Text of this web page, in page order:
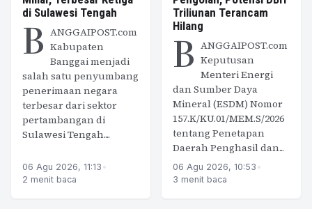
di Sulawesi Tengah
B ANGGAIPOST.com
Kabupaten
Banggai menjadi
salah satu penyumbang
penerimaan negara
terbesar dari sektor
pertambangan di
Sulawesi Tengah....
06 Agu 2026, 11:13 •
2 menit baca
Triliunan Terancam
Hilang
B ANGGAIPOST.com
Keputusan
Menteri Energi
dan Sumber Daya
Mineral (ESDM) Nomor
157.K/KU.01/MEM.S/2026
tentang Penetapan
Daerah Penghasil dan...
06 Agu 2026, 10:53 •
3 menit baca